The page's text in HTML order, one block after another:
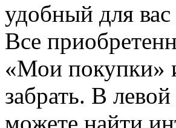
удобный для
Все
«Мои покупки»
забрать. В